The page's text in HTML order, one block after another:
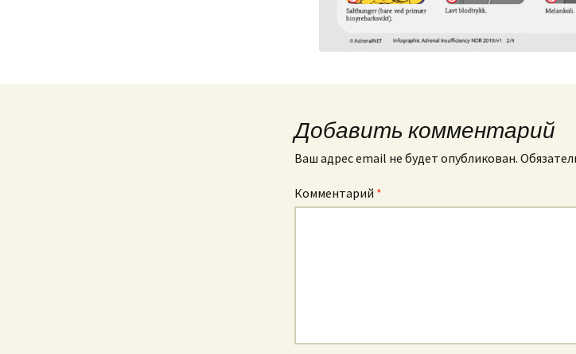
Добавить комментарий
Ваш адрес email не будет опубликован.
Комментарий *